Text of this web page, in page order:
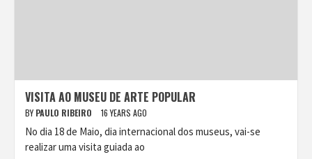
VISITA AO MUSEU DE ARTE POPULAR
BY PAULO RIBEIRO 16 YEARS AGO
No dia 18 de Maio, dia internacional dos museus, vai-se
realizar uma visita guiada ao